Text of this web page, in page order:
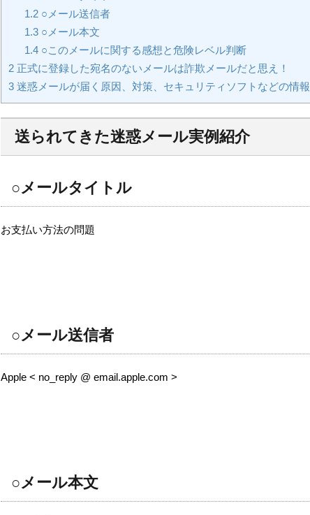
1.2○メール送信者
1.3○メール本文
1.4○このメールに関する感想と危険レベル判断
2 正式に登録した宛名のないメールは詐欺メールだと思え！
3 迷惑メールが届く原因、対策、セキュリティソフトなどの情報
送られてきた迷惑メール実例紹介
○メールタイトル
お支払い方法の問題
○メール送信者
Apple < no_reply @ email.apple.com >
○メール本文